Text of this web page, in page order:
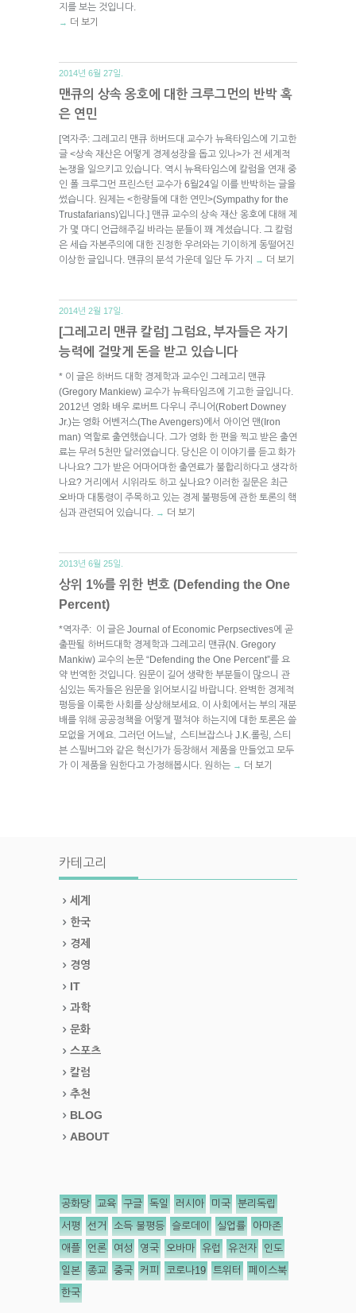
지를 보는 것입니다.
→ 더 보기
2014년 6월 27일.
맨큐의 상속 옹호에 대한 크루그먼의 반박 혹
은 연민
[역자주: 그레고리 맨큐 하버드대 교수가 뉴욕타임스에 기고한
글 <상속 재산은 어떻게 경제성장을 돕고 있나>가 전 세계적
논쟁을 일으키고 있습니다. 역시 뉴욕타임스에 칼럼을 연재 중
인 폴 크루그먼 프린스턴 교수가 6월24일 이를 반박하는 글을
썼습니다. 원제는 <한량들에 대한 연민>(Sympathy for the
Trustafarians)입니다.] 맨큐 교수의 상속 재산 옹호에 대해 제
가 몇 마디 언급해주길 바라는 분들이 꽤 계셨습니다. 그 칼럼
은 세습 자본주의에 대한 진정한 우려와는 기이하게 동떨어진
이상한 글입니다. 맨큐의 분석 가운데 일단 두 가지
→ 더 보기
2014년 2월 17일.
[그레고리 맨큐 칼럼] 그럼요, 부자들은 자기
능력에 걸맞게 돈을 받고 있습니다
* 이 글은 하버드 대학 경제학과 교수인 그레고리 맨큐
(Gregory Mankiew) 교수가 뉴욕타임즈에 기고한 글입니다.
2012년 영화 배우 로버트 다우니 주니어(Robert Downey
Jr.)는 영화 어벤저스(The Avengers)에서 아이언 맨(Iron
man) 역할로 출연했습니다. 그가 영화 한 편을 찍고 받은 출연
료는 무려 5천만 달러였습니다. 당신은 이 이야기를 듣고 화가
나나요? 그가 받은 어마어마한 출연료가 불합리하다고 생각하
나요? 거리에서 시위라도 하고 싶나요? 이러한 질문은 최근
오바마 대통령이 주목하고 있는 경제 불평등에 관한 토론의 핵
심과 관련되어 있습니다.
→ 더 보기
2013년 6월 25일.
상위 1%를 위한 변호 (Defending the One
Percent)
*역자주: 이 글은 Journal of Economic Perpsectives에 곧
출판될 하버드대학 경제학과 그레고리 맨큐(N. Gregory
Mankiw) 교수의 논문 “Defending the One Percent”를 요
약 번역한 것입니다. 원문이 길어 생략한 부분들이 많으니 관
심있는 독자들은 원문을 읽어보시길 바랍니다. 완벽한 경제적
평등을 이룩한 사회를 상상해보세요. 이 사회에서는 부의 재분
배를 위해 공공정책을 어떻게 펼쳐야 하는지에 대한 토론은 쓸
모없을 거에요. 그러던 어느날, 스티브잡스나 J.K.롤링, 스티
븐 스필버그와 같은 혁신가가 등장해서 제품을 만들었고 모두
가 이 제품을 원한다고 가정해봅시다. 원하는 → 더 보기
카테고리
세계
한국
경제
경영
IT
과학
문화
스포츠
칼럼
추천
BLOG
ABOUT
공화당 교육 구글 독일 러시아 미국 분리독립
서평 선거 소득 불평등 슬로데이 실업률 아마존
애플 언론 여성 영국 오바마 유럽 유전자 인도
일본 종교 중국 커피 코로나19 트위터 페이스북
한국